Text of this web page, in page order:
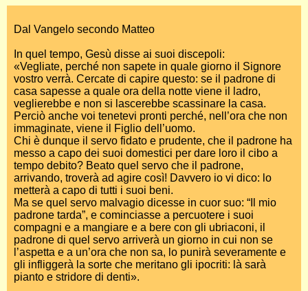
Dal Vangelo secondo Matteo
In quel tempo, Gesù disse ai suoi discepoli:
«Vegliate, perché non sapete in quale giorno il Signore
vostro verrà. Cercate di capire questo: se il padrone di
casa sapesse a quale ora della notte viene il ladro,
veglierebbe e non si lascerebbe scassinare la casa.
Perciò anche voi tenetevi pronti perché, nell’ora che non
immaginate, viene il Figlio dell’uomo.
Chi è dunque il servo fidato e prudente, che il padrone ha
messo a capo dei suoi domestici per dare loro il cibo a
tempo debito? Beato quel servo che il padrone,
arrivando, troverà ad agire così! Davvero io vi dico: lo
metterà a capo di tutti i suoi beni.
Ma se quel servo malvagio dicesse in cuor suo: “Il mio
padrone tarda”, e cominciasse a percuotere i suoi
compagni e a mangiare e a bere con gli ubriaconi, il
padrone di quel servo arriverà un giorno in cui non se
l’aspetta e a un’ora che non sa, lo punirà severamente e
gli infliggerà la sorte che meritano gli ipocriti: là sarà
pianto e stridore di denti».